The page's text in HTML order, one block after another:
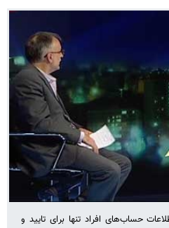
حساب‌های افراد تنها برای تایید و